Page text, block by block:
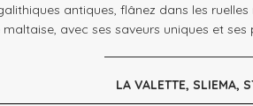
antiques, flânez dans les
avec ses saveurs uniques et
LA VALETTE, SLIEMA,